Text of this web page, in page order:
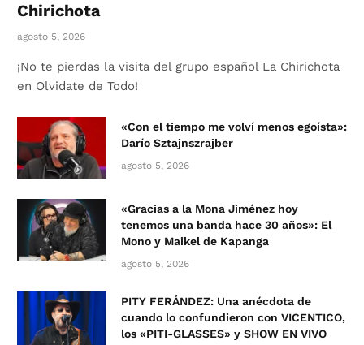
Chirichota
agosto 5, 2026
¡No te pierdas la visita del grupo español La Chirichota
en Olvidate de Todo!
«Con el tiempo me volví menos egoísta»:
Darío Sztajnszrajber
agosto 5, 2026
«Gracias a la Mona Jiménez hoy
tenemos una banda hace 30 años»: El
Mono y Maikel de Kapanga
agosto 5, 2026
PITY FERÁNDEZ: Una anécdota de
cuando lo confundieron con VICENTICO,
los «PITI-GLASSES» y SHOW EN VIVO